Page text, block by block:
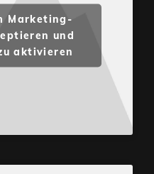
Marketing-
und
aktivieren